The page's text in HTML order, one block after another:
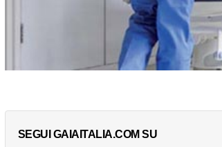
SEGUI GAIAITALIA.COM SU